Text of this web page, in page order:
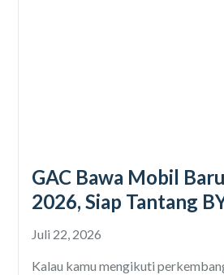
GAC Bawa Mobil
2026, Siap Tantang
Hyundai?
Juli 22, 2026
Kalau kamu mengikuti